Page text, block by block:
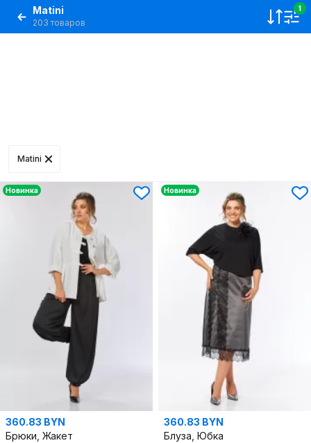
Matini
203 товаров
1
Matini
Новинка
360.83 BYN
Брюки, Жакет
Новинка
360.83 BYN
Блуза, Юбка